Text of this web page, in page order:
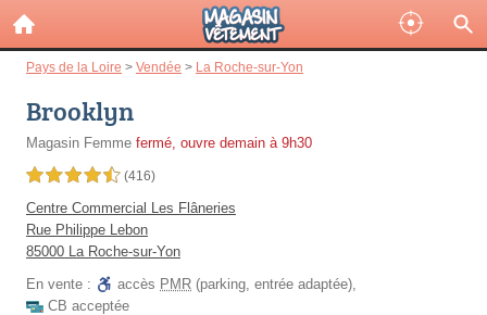
Pays de la Loire > Vendée > La Roche-sur-Yon
Brooklyn
Magasin Femme fermé, ouvre demain à 9h30
4,5 étoiles sur 5 (416)
Centre Commercial Les Flâneries
Rue Philippe Lebon
85000 La Roche-sur-Yon
En vente :
accès PMR (parking, entrée adaptée),
CB acceptée